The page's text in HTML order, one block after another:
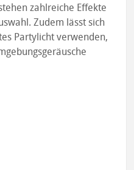
zahlreiche Effekte
Zudem lässt sich
Partylicht verwenden,